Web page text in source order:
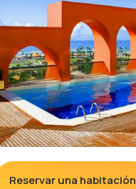
Reservar una habitación